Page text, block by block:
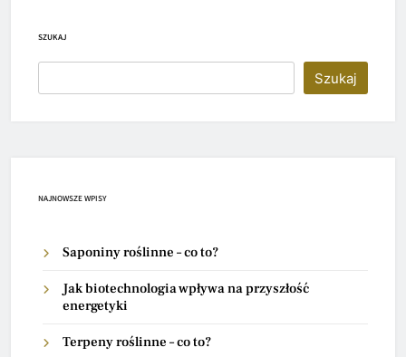
SZUKAJ
Szukaj
NAJNOWSZE WPISY
Saponiny roślinne – co to?
Jak biotechnologia wpływa na przyszłość
energetyki
Terpeny roślinne – co to?